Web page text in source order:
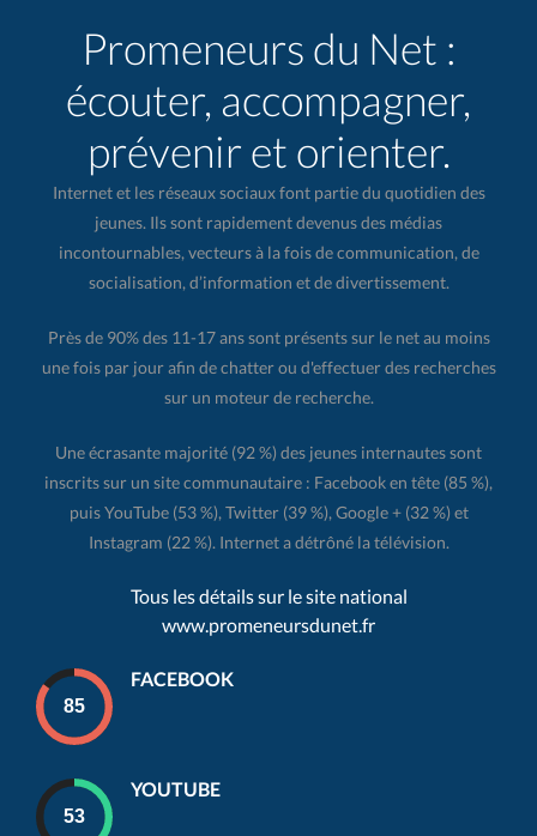
Promeneurs du Net :
écouter, accompagner,
prévenir et orienter.
Internet et les réseaux sociaux font partie du quotidien des
jeunes. Ils sont rapidement devenus des médias
incontournables, vecteurs à la fois de communication, de
socialisation, d’information et de divertissement.
Près de 90% des 11-17 ans sont présents sur le net au moins
une fois par jour afin de chatter ou d'effectuer des recherches
sur un moteur de recherche.
Une écrasante majorité (92 %) des jeunes internautes sont
inscrits sur un site communautaire : Facebook en tête (85 %),
puis YouTube (53 %), Twitter (39 %), Google + (32 %) et
Instagram (22 %). Internet a détrôné la télévision.
Tous les détails sur le site national
www.promeneursdunet.fr
FACEBOOK
YOUTUBE